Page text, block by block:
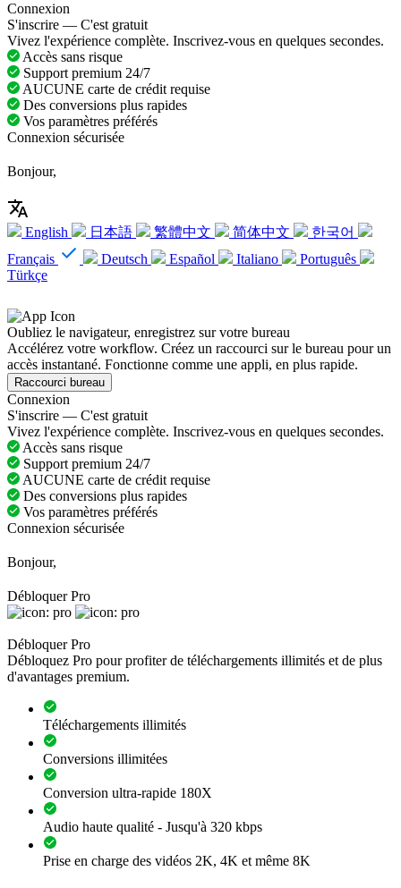
Connexion
S'inscrire — C'est gratuit
Vivez l'expérience complète. Inscrivez-vous en quelques secondes.
Accès sans risque
Support premium 24/7
AUCUNE carte de crédit requise
Des conversions plus rapides
Vos paramètres préférés
Connexion sécurisée
Bonjour,
English 日本語 繁體中文 简体中文
한국어
Français
Deutsch Español Italiano
Português
Türkçe
Oubliez le navigateur, enregistrez sur votre bureau
Accélérez votre workflow. Créez un raccourci sur le bureau pour un
accès instantané. Fonctionne comme une appli, en plus rapide.
Raccourci bureau
Connexion
S'inscrire — C'est gratuit
Vivez l'expérience complète. Inscrivez-vous en quelques secondes.
Accès sans risque
Support premium 24/7
AUCUNE carte de crédit requise
Des conversions plus rapides
Vos paramètres préférés
Connexion sécurisée
Bonjour,
Débloquer Pro
Débloquer Pro
Débloquez Pro pour profiter de téléchargements illimités et de plus
d'avantages premium.
Téléchargements illimités
Conversions illimitées
Conversion ultra-rapide 180X
Audio haute qualité - Jusqu'à 320 kbps
Prise en charge des vidéos 2K, 4K et même 8K